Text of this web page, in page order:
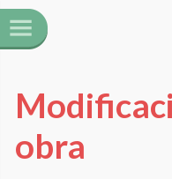
obra